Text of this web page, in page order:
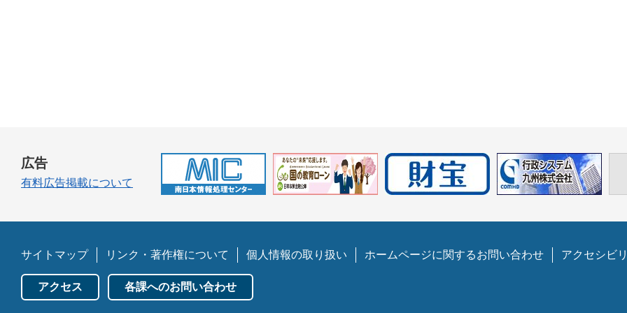
広告
有料広告掲載について
サイトマップ リンク・著作権について 個人情報の取り扱い ホームページに関するお問い合わせ アクセシビ
アクセス 各課へのお問い合わせ